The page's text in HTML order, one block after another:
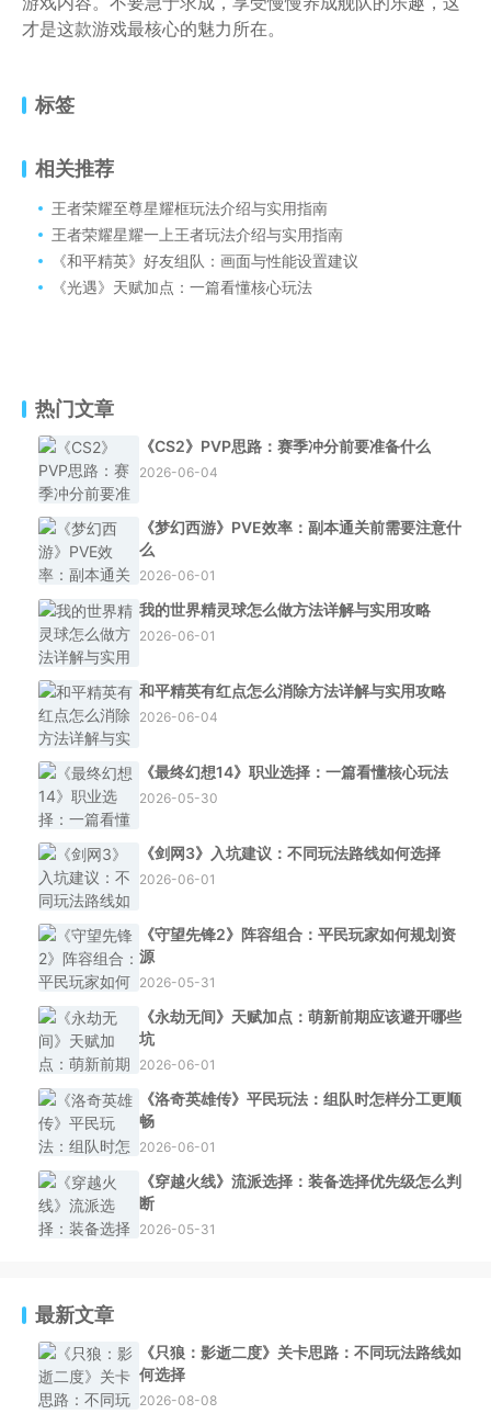
才是这款游戏最核心的魅力所在。
标签
相关推荐
王者荣耀至尊星耀框玩法介绍与实用指南
王者荣耀星耀一上王者玩法介绍与实用指南
《和平精英》好友组队：画面与性能设置建议
《光遇》天赋加点：一篇看懂核心玩法
热门文章
《CS2》PVP思路：赛季冲分前要准备什么
2026-06-04
《梦幻西游》PVE效率：副本通关前需要注意什
么
2026-06-01
我的世界精灵球怎么做方法详解与实用攻略
2026-06-01
和平精英有红点怎么消除方法详解与实用攻略
2026-06-04
《最终幻想14》职业选择：一篇看懂核心玩法
2026-05-30
《剑网3》入坑建议：不同玩法路线如何选择
2026-06-01
《守望先锋2》阵容组合：平民玩家如何规划资
源
2026-05-31
《永劫无间》天赋加点：萌新前期应该避开哪些
坑
2026-06-01
《洛奇英雄传》平民玩法：组队时怎样分工更顺
畅
2026-06-01
《穿越火线》流派选择：装备选择优先级怎么判
断
2026-05-31
最新文章
《只狼：影逝二度》关卡思路：不同玩法路线如
何选择
2026-08-08